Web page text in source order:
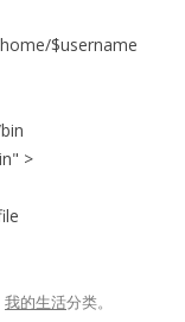
$username
>
我的生活分类。